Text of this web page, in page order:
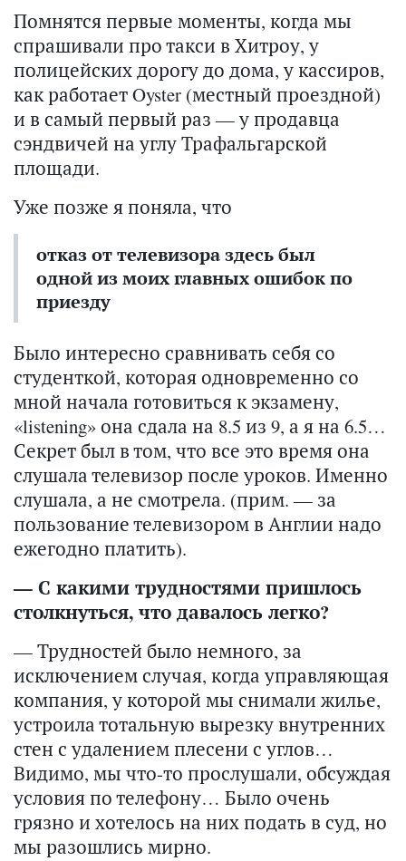
Помнятся первые моменты, когда мы
спрашивали про такси в Хитроу, у
полицейских дорогу до дома, у кассиров,
как работает Oyster (местный проездной)
и в самый первый раз — у продавца
сэндвичей на углу Трафальгарской
площади.
Уже позже я поняла, что
отказ от телевизора здесь был
одной из моих главных ошибок по
приезду
Было интересно сравнивать себя со
студенткой, которая одновременно со
мной начала готовиться к экзамену,
«listening» она сдала на 8.5 из 9, а я на 6.5…
Секрет был в том, что все это время она
слушала телевизор после уроков. Именно
слушала, а не смотрела. (прим. — за
пользование телевизором в Англии надо
ежегодно платить).
— С какими трудностями пришлось
столкнуться, что давалось легко?
— Трудностей было немного, за
исключением случая, когда управляющая
компания, у которой мы снимали жилье,
устроила тотальную вырезку внутренних
стен с удалением плесени с углов…
Видимо, мы что-то прослушали, обсуждая
условия по телефону… Было очень
грязно и хотелось на них подать в суд, но
мы разошлись мирно.